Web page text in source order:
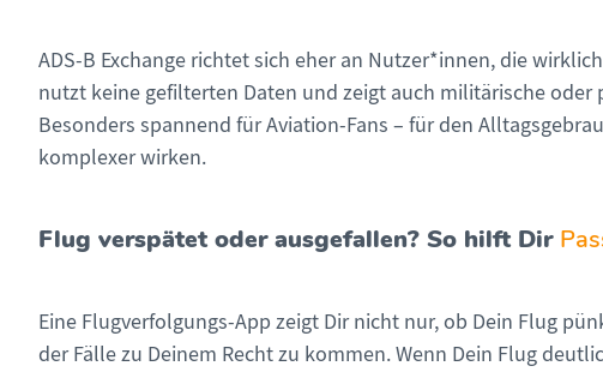
ADS-B Exchange richtet sich eher an Nutzer*innen, die
nutzt keine gefilterten Daten und zeigt auch militärische oder
Besonders spannend für Aviation-Fans – für den
komplexer wirken.
Flug verspätet oder ausgefallen? So hilft Dir
Eine Flugverfolgungs-App zeigt Dir nicht nur, ob Dein Flug
der Fälle zu Deinem Recht zu kommen. Wenn Dein Flug